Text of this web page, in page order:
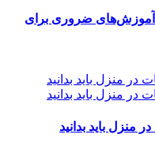
آموزش‌های ضروری برای
منزل باید بدانید